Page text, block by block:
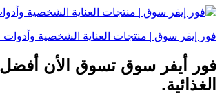
فور إيفر سوق | منتجات العناية الشخصية وأدوات
فور أيفر سوق تسوق الأن أفضل
الغذائية.